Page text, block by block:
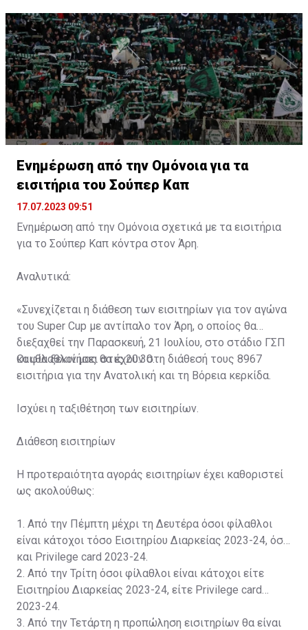
Ενημέρωση από την Ομόνοια για τα
εισιτήρια του Σούπερ Καπ
17.07.2023 09:51
Ενημέρωση από την Ομόνοια σχετικά με τα εισιτήρια
για το Σούπερ Καπ κόντρα στον Άρη.
Αναλυτικά:
«Συνεχίζεται η διάθεση των εισιτηρίων για τον αγώνα
του Super Cup με αντίπαλο τον Άρη, ο οποίος θα
διεξαχθεί την Παρασκευή, 21 Ιουλίου, στο στάδιο ΓΣΠ
και θα ξεκινήσει στις 20:30.
Οι φίλαθλοί μας θα έχουν στη διάθεσή τους 8967
εισιτήρια για την Ανατολική και τη Βόρεια κερκίδα.
Ισχύει η ταξιθέτηση των εισιτηρίων.
Διάθεση εισιτηρίων
Η προτεραιότητα αγοράς εισιτηρίων έχει καθοριστεί
ως ακολούθως:
1. Από την Πέμπτη μέχρι τη Δευτέρα όσοι φίλαθλοι
είναι κάτοχοι τόσο Εισιτηρίου Διαρκείας 2023-24, όσο
και Privilege card 2023-24.
2. Από την Τρίτη όσοι φίλαθλοι είναι κάτοχοι είτε
Εισιτηρίου Διαρκείας 2023-24, είτε Privilege card
2023-24.
3. Από την Τετάρτη η προπώληση εισιτηρίων θα είναι